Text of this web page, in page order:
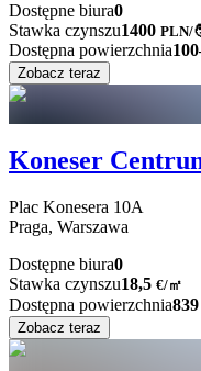
Dostępne biura0
Stawka czynszu1400 PLN/
Dostępna powierzchnia
Zobacz teraz
Koneser
Plac Konesera 10A
Praga, Warszawa
Dostępne biura0
Stawka czynszu18,5 €/㎡
Dostępna powierzchnia839
Zobacz teraz